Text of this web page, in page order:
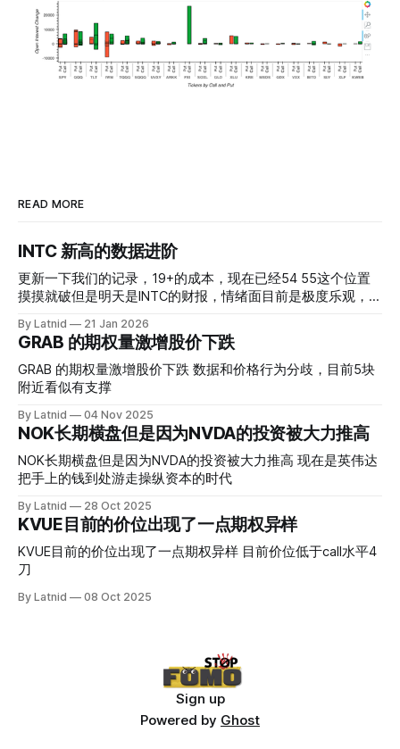
READ MORE
INTC 新高的数据进阶
更新一下我们的记录，19+的成本，现在已经54 55这个位置
摸摸就破但是明天是INTC的财报，情绪面目前是极度乐观，反
是突破前的支撑CC感觉可以做，放远些, 因为18A的经验还未
真正得到普遍大众的关注，当然财报可以继续出新消息顶一下
压力位置。 数据在70驻扎 整体呈现 47 – 60 短期位置
By Latnid 21 Jan 2026
GRAB 的期权量激增股价下跌
GRAB 的期权量激增股价下跌 数据和价格行为分歧，目前5块
附近看似有支撑
By Latnid 04 Nov 2025
NOK长期横盘但是因为NVDA的投资被大力推高
NOK长期横盘但是因为NVDA的投资被大力推高 现在是英伟达
把手上的钱到处游走操纵资本的时代
By Latnid 28 Oct 2025
KVUE目前的价位出现了一点期权异样
KVUE目前的价位出现了一点期权异样 目前价位低于call水平4
刀
By Latnid 08 Oct 2025
Sign up
Powered by Ghost